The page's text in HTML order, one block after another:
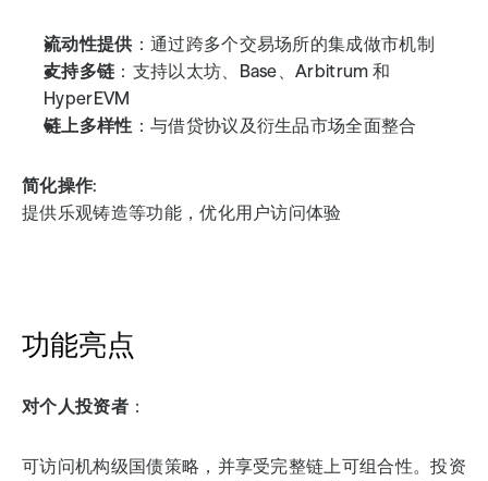
流动性提供 ：通过跨多个交易场所的集成做市机制
支持多链 ：支持以太坊、Base、Arbitrum 和
HyperEVM
链上多样性 ：与借贷协议及衍生品市场全面整合
简化操作:
提供乐观铸造等功能，优化用户访问体验
功能亮点
对个人投资者：
可访问机构级国债策略，并享受完整链上可组合性。投资